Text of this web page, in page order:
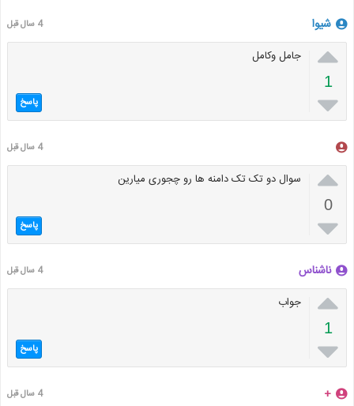
شیوا 4 سال قبل

1

جامل وکامل
پاسخ
4 سال قبل

0

سوال دو تک تک دامنه ها رو چجوری میارین
پاسخ
ناشناس 4 سال قبل

1

جواب
پاسخ
+ 4 سال قبل